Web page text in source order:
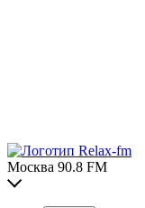
Москва 90.8 FM